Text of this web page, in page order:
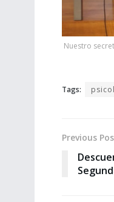
Nuestro
Tags:
Previous